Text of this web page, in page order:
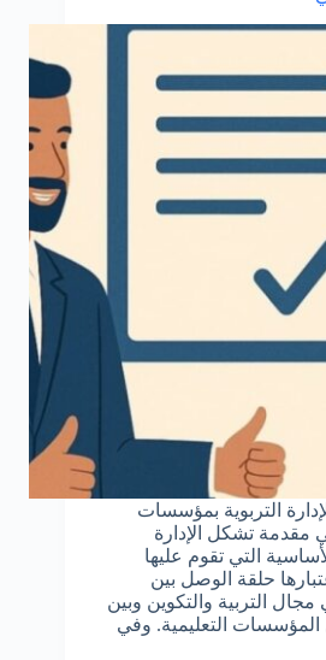
التربوية بمؤسسات
مقدمة تشكل الإدارة
التي تقوم عليها
حلقة الوصل بين
التربية والتكوين وبين
المؤسسات التعليمية. وفي